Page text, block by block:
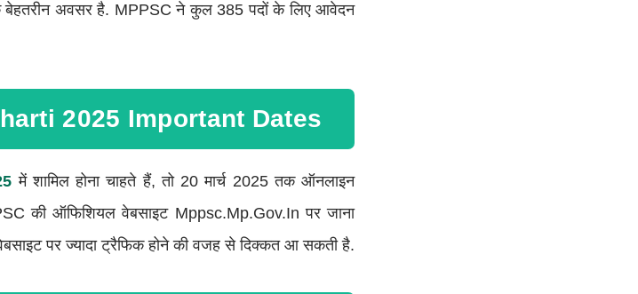
बेहतरीन अवसर है. MPPSC ने कुल 385 पदों के लिए आवेदन
2025 Important Dates
में शामिल होना चाहते हैं, तो 20 मार्च 2025 तक ऑनलाइन
की ऑफिशियल वेबसाइट Mppsc.mp.gov.in पर जाना
पर ज्यादा ट्रैफिक होने की वजह से दिक्कत आ सकती है.